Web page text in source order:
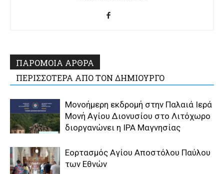
ΠΑΡΟΜΟΙΑ ΑΡΘΡΑ
ΠΕΡΙΣΣΟΤΕΡΑ ΑΠΟ ΤΟΝ ΔΗΜΙΟΥΡΓΟ
Μονοήμερη εκδρομή στην Παλαιά Ιερά
Μονή Αγίου Διονυσίου στο Λιτόχωρο
διοργανώνει η IPA Μαγνησίας
Εορτασμός Αγίου Αποστόλου Παύλου
των Εθνών